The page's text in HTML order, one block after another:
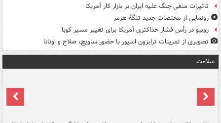
تاثیرات منفی جنگ علیه ایران بر بازار کار آمریکا
رونمایی از مختصات جدید تنگۀ هرمز
روبیو در رأس فشار حداکثری آمریکا برای تغییر مسیر کوبا
تصویری از تمرینات ترابزون اسپور با حضور ساویچ، صلاح و اونانا
سلامت